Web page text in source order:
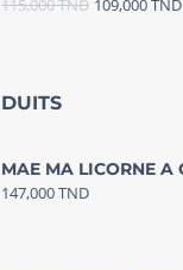
115,000TND 109,000TND
MAE MA LICORNE A
147,000TND